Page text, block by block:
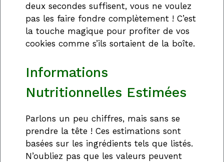
deux secondes suffisent, vous ne voulez
pas les faire fondre complètement ! C’est
la touche magique pour profiter de vos
cookies comme s’ils sortaient de la boîte.
Informations
Nutritionnelles Estimées
Parlons un peu chiffres, mais sans se
prendre la tête ! Ces estimations sont
basées sur les ingrédients tels que listés.
N’oubliez pas que les valeurs peuvent